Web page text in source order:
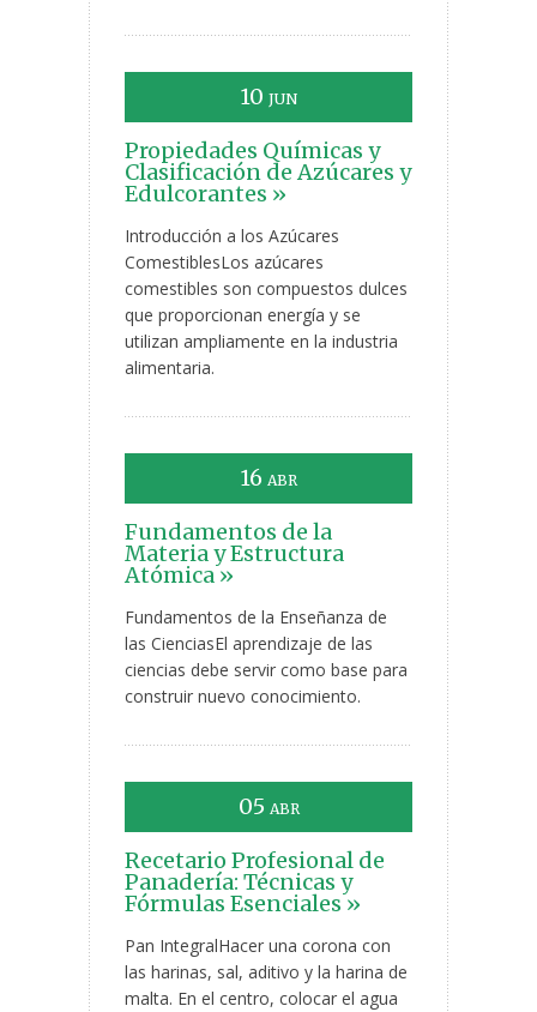
10 JUN
Propiedades Químicas y
Clasificación de Azúcares y
Edulcorantes »
Introducción a los Azúcares
ComestiblesLos azúcares
comestibles son compuestos dulces
que proporcionan energía y se
utilizan ampliamente en la industria
alimentaria.
16 ABR
Fundamentos de la
Materia y Estructura
Atómica »
Fundamentos de la Enseñanza de
las CienciasEl aprendizaje de las
ciencias debe servir como base para
construir nuevo conocimiento.
05 ABR
Recetario Profesional de
Panadería: Técnicas y
Fórmulas Esenciales »
Pan IntegralHacer una corona con
las harinas, sal, aditivo y la harina de
malta. En el centro, colocar el agua